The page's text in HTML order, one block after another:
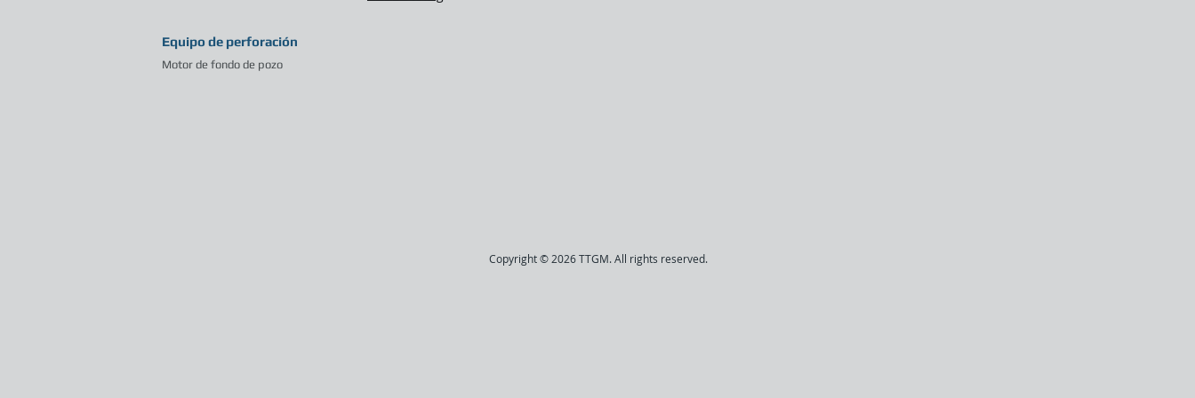
Equipo de perforación
Motor de fondo de pozo
Copyright © 2026 TTGM. All rights reserved.